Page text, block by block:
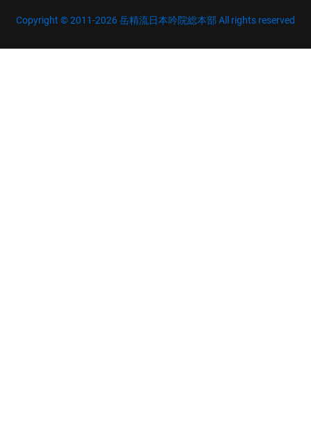
Copyright © 2011-2026 岳精流日本吟院総本部 All rights reserved